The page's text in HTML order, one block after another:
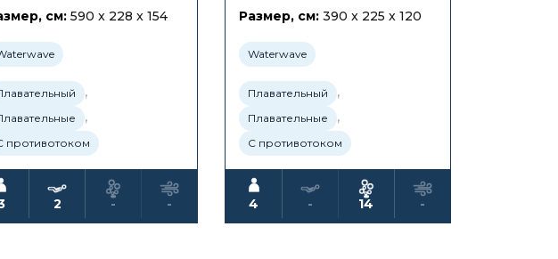
см:590 x 228 x 154
,
,
противотоком
2 - -
Размер, см: 390 x 225 x 120
Waterwave
Плавательный ,
Плавательные ,
С противотоком
4 - 14 -